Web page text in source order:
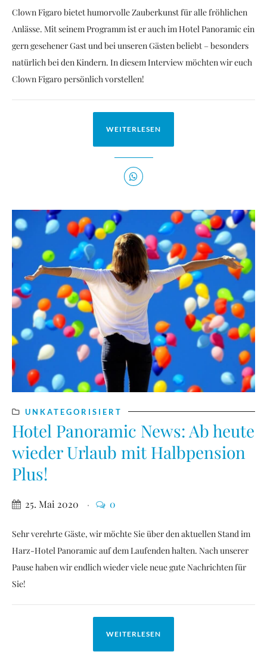
Clown Figaro bietet humorvolle Zauberkunst für alle fröhlichen
Anlässe. Mit seinem Programm ist er auch im Hotel Panoramic ein
gern gesehener Gast und bei unseren Gästen beliebt – besonders
natürlich bei den Kindern. In diesem Interview möchten wir euch
Clown Figaro persönlich vorstellen!
WEITERLESEN
UNKATEGORISIERT
Hotel Panoramic News: Ab heute
wieder Urlaub mit Halbpension
Plus!
25. Mai 2020 0
Sehr verehrte Gäste, wir möchte Sie über den aktuellen Stand im
Harz-Hotel Panoramic auf dem Laufenden halten. Nach unserer
Pause haben wir endlich wieder viele neue gute Nachrichten für
Sie!
WEITERLESEN